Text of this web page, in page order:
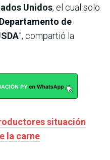
Unidos, el cual solo
de
”, compartió la
situación
la carne